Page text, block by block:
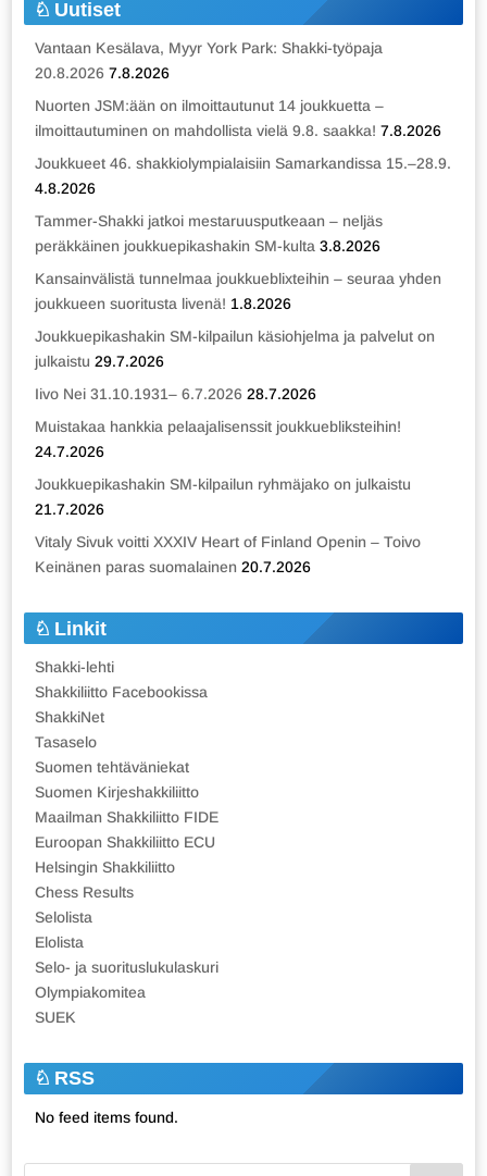
Uutiset
Vantaan Kesälava, Myyr York Park: Shakki-työpaja
20.8.2026 7.8.2026
Nuorten JSM:ään on ilmoittautunut 14 joukkuetta –
ilmoittautuminen on mahdollista vielä 9.8. saakka! 7.8.2026
Joukkueet 46. shakkiolympialaisiin Samarkandissa 15.–28.9.
4.8.2026
Tammer-Shakki jatkoi mestaruusputkeaan – neljäs
peräkkäinen joukkuepikashakin SM-kulta 3.8.2026
Kansainvälistä tunnelmaa joukkueblixteihin – seuraa yhden
joukkueen suoritusta livenä! 1.8.2026
Joukkuepikashakin SM-kilpailun käsiohjelma ja palvelut on
julkaistu 29.7.2026
Iivo Nei 31.10.1931– 6.7.2026 28.7.2026
Muistakaa hankkia pelaajalisenssit joukkuebliksteihin!
24.7.2026
Joukkuepikashakin SM-kilpailun ryhmäjako on julkaistu
21.7.2026
Vitaly Sivuk voitti XXXIV Heart of Finland Openin – Toivo
Keinänen paras suomalainen 20.7.2026
Linkit
Shakki-lehti
Shakkiliitto Facebookissa
ShakkiNet
Tasaselo
Suomen tehtäväniekat
Suomen Kirjeshakkiliitto
Maailman Shakkiliitto FIDE
Euroopan Shakkiliitto ECU
Helsingin Shakkiliitto
Chess Results
Selolista
Elolista
Selo- ja suorituslukulaskuri
Olympiakomitea
SUEK
RSS
No feed items found.